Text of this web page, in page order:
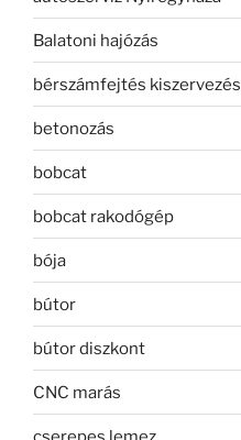
Balatoni hajózás
bérszámfejtés kiszervezés
betonozás
bobcat
bobcat rakodógép
bója
bútor
bútor diszkont
CNC marás